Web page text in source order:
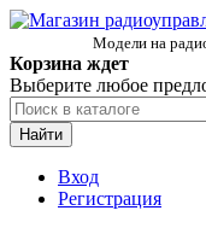
Модели на
Корзина ждет
Выберите любое
Найти
Вход
Регистрация